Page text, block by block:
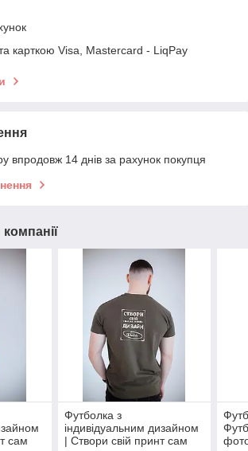
карткою Visa, Mastercard - LiqPay
впродовж 14 днів за рахунок покупця
сам
Футболка з
індивідуальним дизайном
| Створи свій принт сам